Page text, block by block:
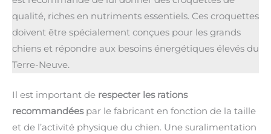
qualité, riches en nutriments essentiels. Ces croquettes
doivent être spécialement conçues pour les grands
chiens et répondre aux besoins énergétiques élevés du
Terre-Neuve.
Il est important de respecter les rations
recommandéespar le fabricant en fonction de la taille
et de l’activité physique du chien. Une suralimentation